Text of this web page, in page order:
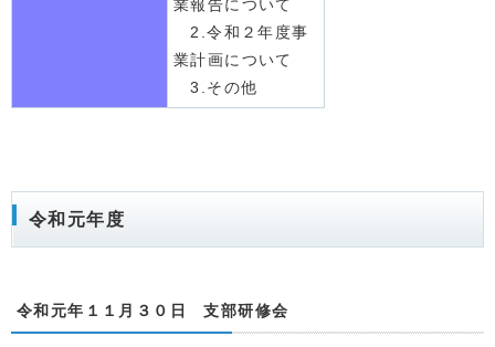
業報告について
2.令和２年度事
業計画について
3.その他
令和元年度
令和元年１１月３０日 支部研修会